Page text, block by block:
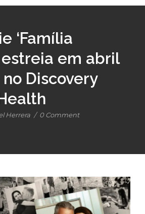
‘Família
estreia em abril
Discovery
Herrera / 0 Comment